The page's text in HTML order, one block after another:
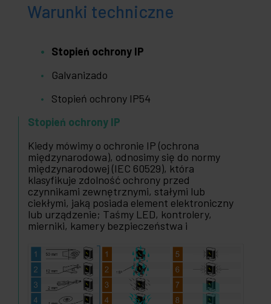
Warunki techniczne
Stopień ochrony IP
Galvanizado
Stopień ochrony IP54
Stopień ochrony IP
Kiedy mówimy o ochronie IP (ochrona
międzynarodowa), odnosimy się do normy
międzynarodowej (IEC 60529), która
klasyfikuje zdolność ochrony przed
czynnikami zewnętrznymi, stałymi lub
ciekłymi, jaką posiada element elektroniczny
lub urządzenie; Taśmy LED, kontrolery,
mierniki, kamery bezpieczeństwa i